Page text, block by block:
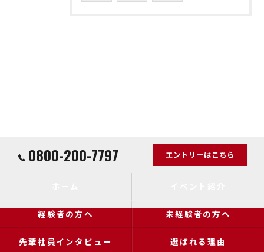
0800-200-7797 エントリーはこちら
経験者の方へ 未経験者の方へ
先輩社員インタビュー 選ばれる理由